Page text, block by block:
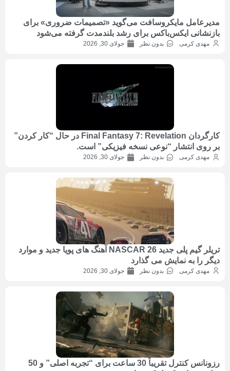
مدیرعامل مایکروسافت می‌گوید «تصمیمات ضروری» برای
بازنشانی ایکس‌باکس برای رشد بلندمدت گرفته می‌شود
مهدی کرمی بدون نظر جولای 30, 2026
کارگردان Final Fantasy 7: Revelation در حال “کار کردن”
بر روی انتشار “نوعی نسخه فیزیکی” است.
مهدی کرمی بدون نظر جولای 30, 2026
تریلر گیم پلی جدید NASCAR 26 آهنگ های پویا جدید و موارد
دیگر را به نمایش می گذارد
مهدی کرمی بدون نظر جولای 30, 2026
رزونانس کنترل تقریباً 30 ساعت برای “تجربه اصلی” و 50